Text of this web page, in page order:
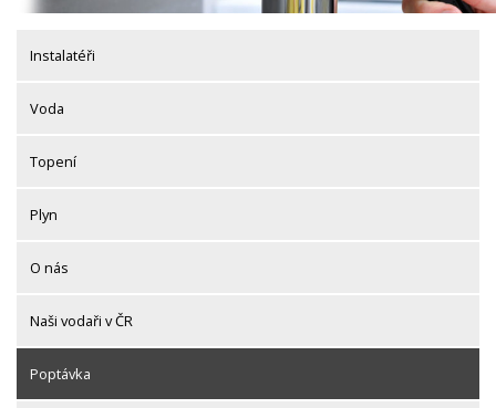
Instalatéři
Voda
Topení
Plyn
O nás
Naši vodaři v ČR
Poptávka